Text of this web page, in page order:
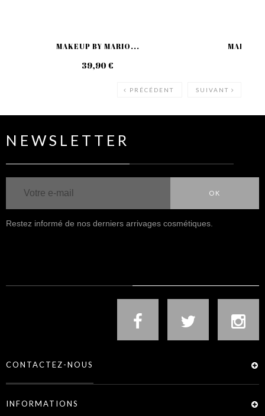
MAKEUP BY MARIO...
39,90 €
MAKEUP
PRÉCÉDENT SUIVANT
NEWSLETTER
OK
Restez informé de nos derniers arrivages cosmétiques.
CONTACTEZ-NOUS
INFORMATIONS